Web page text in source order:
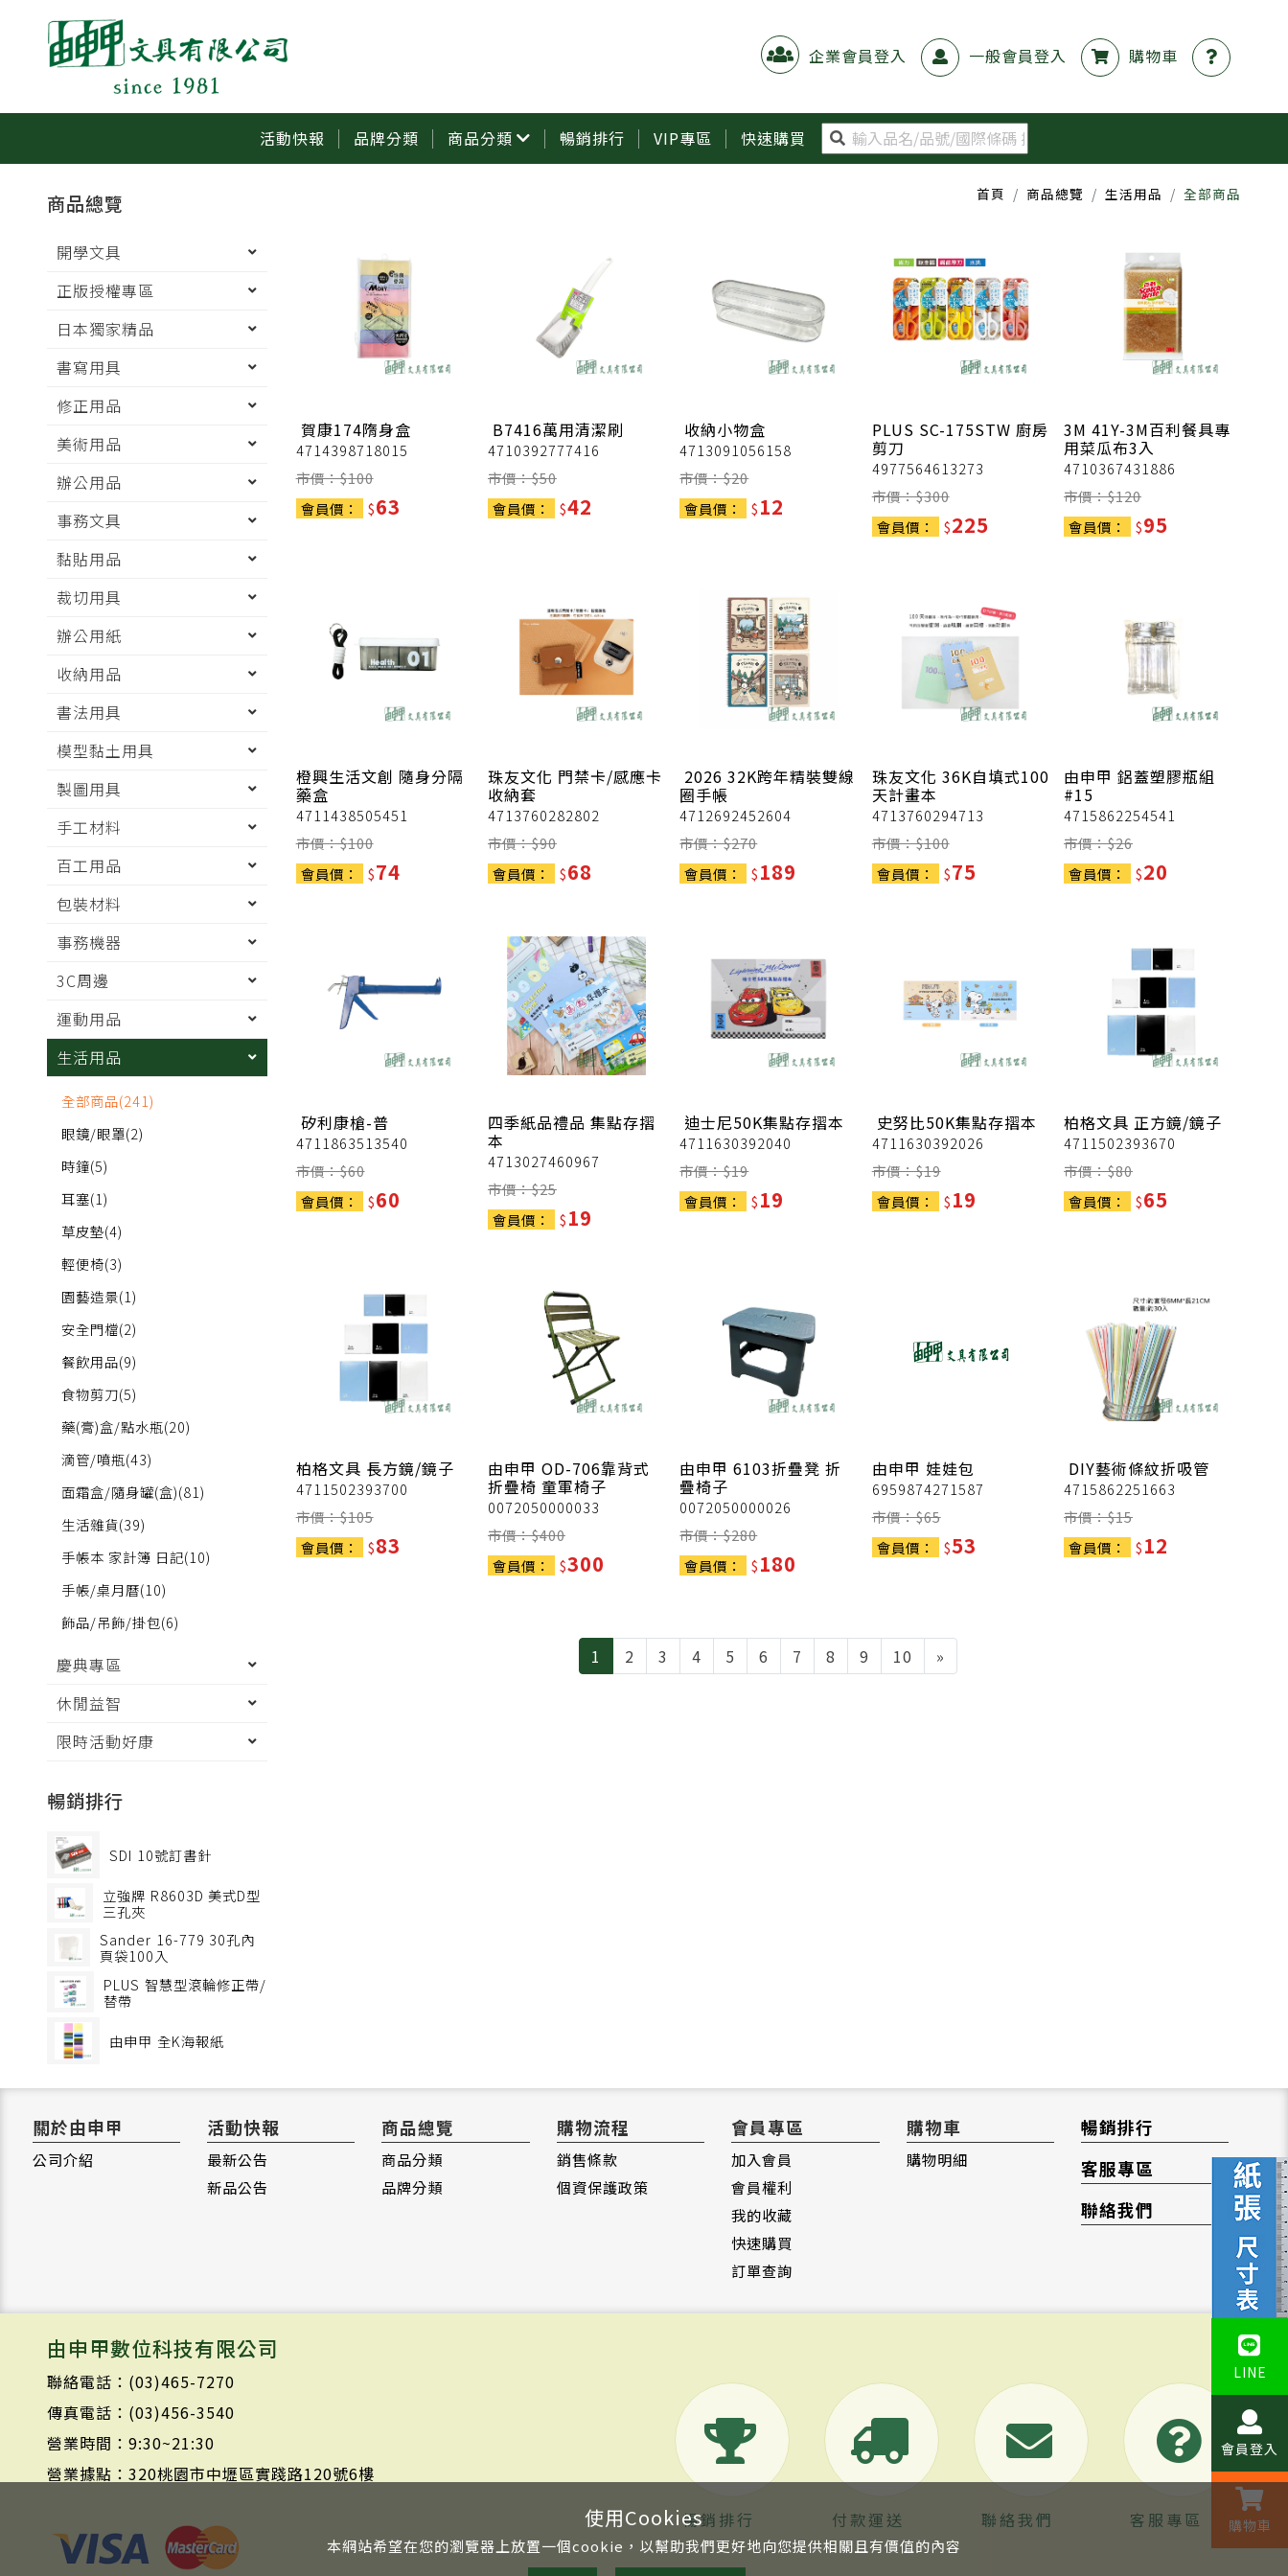
企業會員登入 一般會員登入 購物車
活動快報 品牌分類 商品分類 暢銷排行 VIP專區 快速購買
商品總覽
開學文具
正版授權專區
日本獨家精品
書寫用具
修正用品
美術用品
辦公用品
事務文具
黏貼用品
裁切用具
辦公用紙
收納用品
書法用具
模型黏土用具
製圖用具
手工材料
百工用品
包裝材料
事務機器
3C周邊
運動用品
生活用品
全部商品(241)
眼鏡/眼罩(2)
時鐘(5)
耳塞(1)
草皮墊(4)
輕便椅(3)
園藝造景(1)
安全門檔(2)
餐飲用品(9)
食物剪刀(5)
藥(膏)盒/點水瓶(20)
滴管/噴瓶(43)
面霜盒/隨身罐(盒)(81)
生活雜貨(39)
手帳本 家計簿 日記(10)
手帳/桌月曆(10)
飾品/吊飾/掛包(6)
慶典專區
休閒益智
限時活動好康
暢銷排行
SDI 10號訂書針
立強牌 R8603D 美式D型
三孔夾
Sander 16-779 30孔內
頁袋100入
PLUS 智慧型滾輪修正帶/
替帶
由申甲 全K海報紙
首頁 商品總覽 生活用品 全部商品
賀康174隋身盒
4714398718015
市價：$100
會員價：
$63
B7416萬用清潔刷
4710392777416
市價：$50
會員價：
$42
收納小物盒
4713091056158
市價：$20
會員價：
$12
PLUS SC-175STW 廚房
剪刀
4977564613273
市價：$300
會員價：
$225
3M 41Y-3M百利餐具專
用菜瓜布3入
4710367431886
市價：$120
會員價：
$95
橙興生活文創 隨身分隔
藥盒
4711438505451
市價：$100
會員價：
$74
珠友文化 門禁卡/感應卡
收納套
4713760282802
市價：$90
會員價：
$68
2026 32K跨年精裝雙線
圈手帳
4712692452604
市價：$270
會員價：
$189
珠友文化 36K自填式100
天計畫本
4713760294713
市價：$100
會員價：
$75
由申甲 鋁蓋塑膠瓶組
#15
4715862254541
市價：$26
會員價：
$20
矽利康槍-普
4711863513540
市價：$60
會員價：
$60
四季紙品禮品 集點存摺
本
4713027460967
市價：$25
會員價：
$19
迪士尼50K集點存摺本
4711630392040
市價：$19
會員價：
$19
史努比50K集點存摺本
4711630392026
市價：$19
會員價：
$19
柏格文具 正方鏡/鏡子
4711502393670
市價：$80
會員價：
$65
柏格文具 長方鏡/鏡子
4711502393700
市價：$105
會員價：
$83
由申甲 OD-706靠背式
折疊椅 童軍椅子
0072050000033
市價：$400
會員價：
$300
由申甲 6103折疊凳 折
疊椅子
0072050000026
市價：$280
會員價：
$180
由申甲 娃娃包
6959874271587
市價：$65
會員價：
$53
DIY藝術條紋折吸管
4715862251663
市價：$15
會員價：
$12
1 2 3 4 5 6 7 8 9 10 »
關於由申甲
公司介紹
活動快報
最新公告
新品公告
商品總覽
商品分類
品牌分類
購物流程
銷售條款
個資保護政策
會員專區
加入會員
會員權利
我的收藏
快速購買
訂單查詢
購物車
購物明細
暢銷排行
客服專區
聯絡我們
由申甲數位科技有限公司
聯絡電話：(03)465-7270
傳真電話：(03)456-3540
營業時間：9:30~21:30
營業據點：320桃園市中壢區實踐路120號6樓
暢銷排行
付款運送 聯絡我們 客服專區
LINE
會員登入
購物車
使用Cookies
本網站希望在您的瀏覽器上放置一個cookie，以幫助我們更好地向您提供相關且有價值的內容